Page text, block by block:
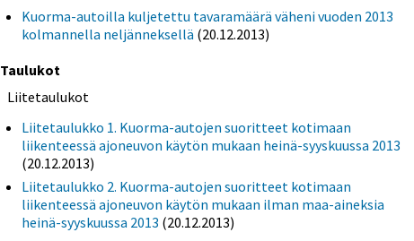
Kuorma-autoilla kuljetettu tavaramäärä väheni vuoden 2013
kolmannella neljänneksellä (20.12.2013)
Taulukot
Liitetaulukot
Liitetaulukko 1. Kuorma-autojen suoritteet kotimaan
liikenteessä ajoneuvon käytön mukaan heinä-syyskuussa 2013
(20.12.2013)
Liitetaulukko 2. Kuorma-autojen suoritteet kotimaan
liikenteessä ajoneuvon käytön mukaan ilman maa-aineksia
heinä-syyskuussa 2013 (20.12.2013)